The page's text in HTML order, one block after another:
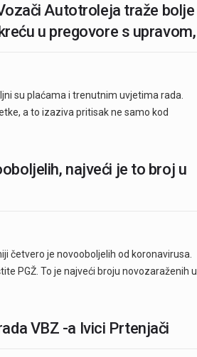
Autotroleja traže bolje
u pregovore s upravom,
su plaćama i trenutnim uvjetima rada.
a to izaziva pritisak ne samo kod
najveći je to broj u
četvero je novooboljelih od koronavirusa.
PGŽ. To je najveći broju novozaraženih u
VBZ -a Ivici Prtenjači